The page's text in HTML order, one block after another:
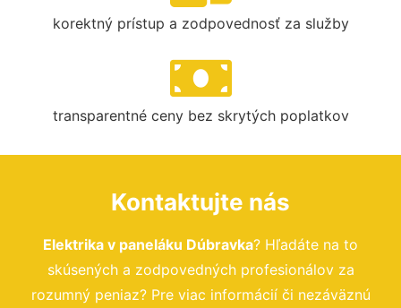
korektný prístup a zodpovednosť za služby
transparentné ceny bez skrytých poplatkov
Kontaktujte nás
Elektrika v paneláku Dúbravka? Hľadáte na to
skúsených a zodpovedných profesionálov za
rozumný peniaz? Pre viac informácií či nezáväznú